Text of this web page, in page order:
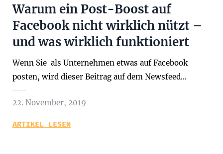
Warum ein Post-Boost auf
Facebook nicht wirklich nützt –
und was wirklich funktioniert
Wenn Sie als Unternehmen etwas auf Facebook
posten, wird dieser Beitrag auf dem Newsfeed…
22. November, 2019
ARTIKEL LESEN